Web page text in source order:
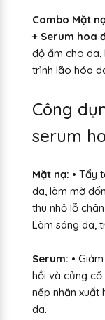
Combo Mặt
+ Serum hoa
độ ẩm cho da,
trình lão hóa
Công
serum
Mặt nạ: • Tẩy
da, làm mờ
thu nhỏ lỗ
Làm sáng da,
Serum: •
hồi và củng cố
nếp nhăn xuất
da.